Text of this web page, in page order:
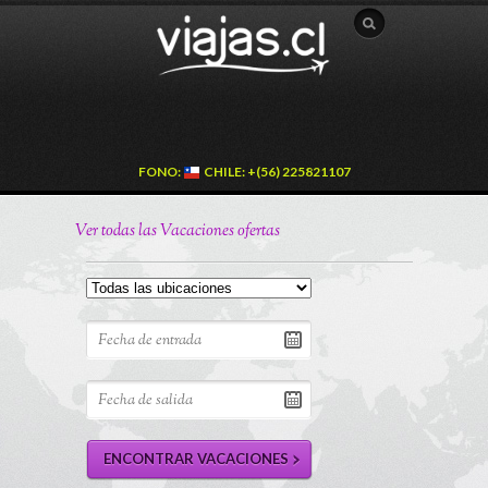
FONO: CHILE: +(56) 225821107
Ver todas las Vacaciones ofertas